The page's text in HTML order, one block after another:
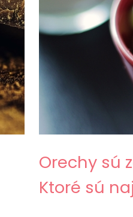
Orechy sú
Ktoré sú